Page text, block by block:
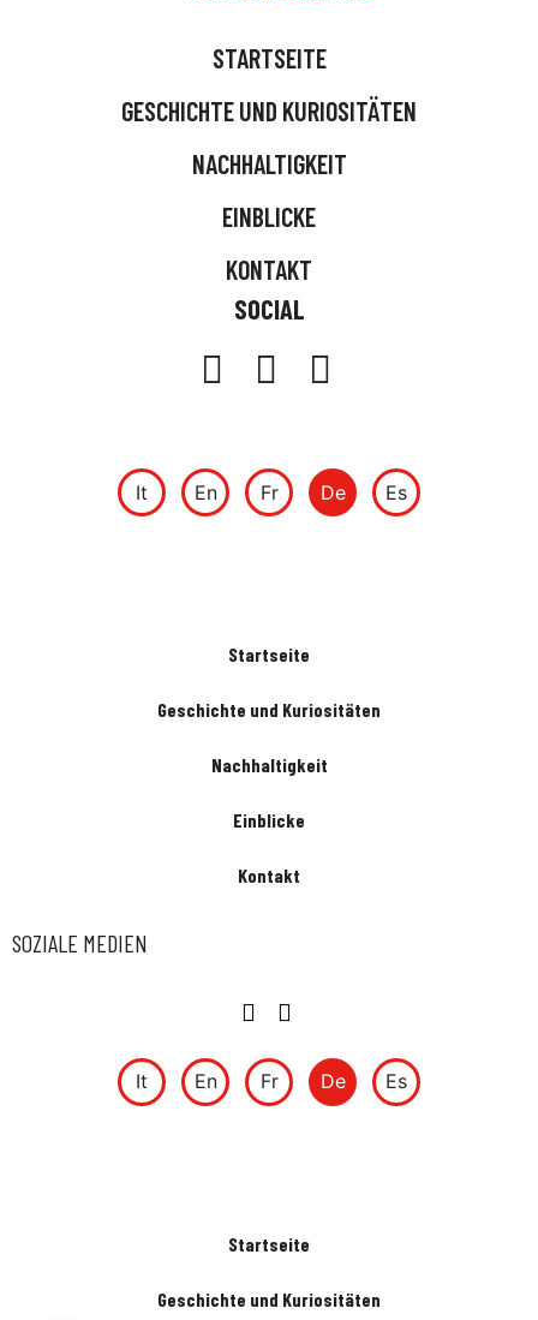
STARTSEITE
GESCHICHTE UND KURIOSITÄTEN
NACHHALTIGKEIT
EINBLICKE
KONTAKT
SOCIAL
It En Fr De Es
Startseite
Geschichte und Kuriositäten
Nachhaltigkeit
Einblicke
Kontakt
SOZIALE MEDIEN
It En Fr De Es
Startseite
Geschichte und Kuriositäten